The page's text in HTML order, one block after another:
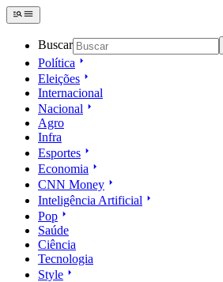
Buscar
Política
Eleições
Internacional
Nacional
Agro
Infra
Esportes
Economia
CNN Money
Inteligência Artificial
Pop
Saúde
Ciência
Tecnologia
Style